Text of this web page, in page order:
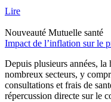
Lire
Nouveauté Mutuelle santé
Impact de l’inflation sur le
Depuis plusieurs années, la
nombreux secteurs, y
consultations et frais de
répercussion directe sur le